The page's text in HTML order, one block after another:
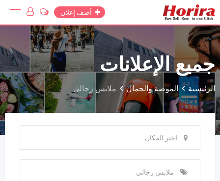
Skip
content
أضف إعلان
جميع الإعلانات
الرئيسية الموضة والجمال ملابس رجالي
اختر المكان
ملابس رجالي